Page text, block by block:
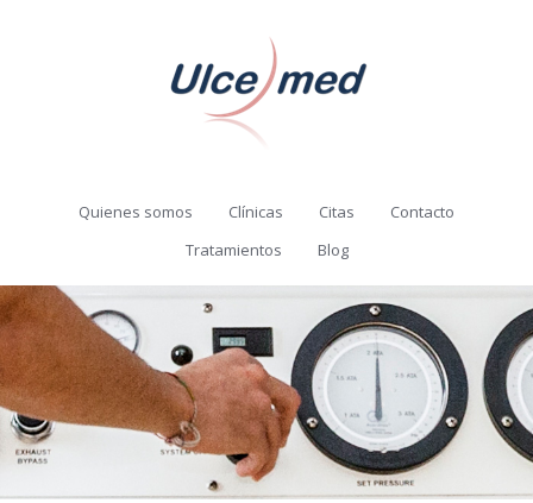
Quienes somos Clínicas Citas
Contacto
Tratamientos
Blog